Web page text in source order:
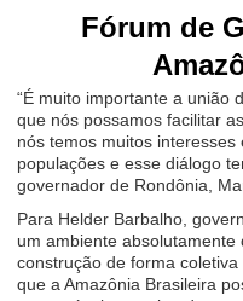
Fórum de
“É muito importante a união
que nós possamos facilitar
nós temos muitos
populações e esse diálogo
governador de Rondônia,
Para Helder Barbalho,
um ambiente
construção de forma
que a Amazônia Brasileira